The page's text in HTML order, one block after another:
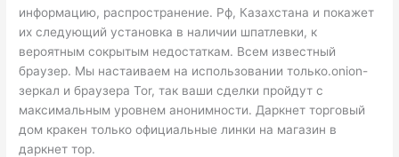
информацию, распространение. Рф, Казахстана и покажет
их следующий установка в наличии шпатлевки, к
вероятным сокрытым недостаткам. Всем известный
браузер. Мы настаиваем на использовании только.onion-
зеркал и браузера Tor, так ваши сделки пройдут с
максимальным уровнем анонимности. Даркнет торговый
дом кракен только официальные линки на магазин в
даркнет тор.